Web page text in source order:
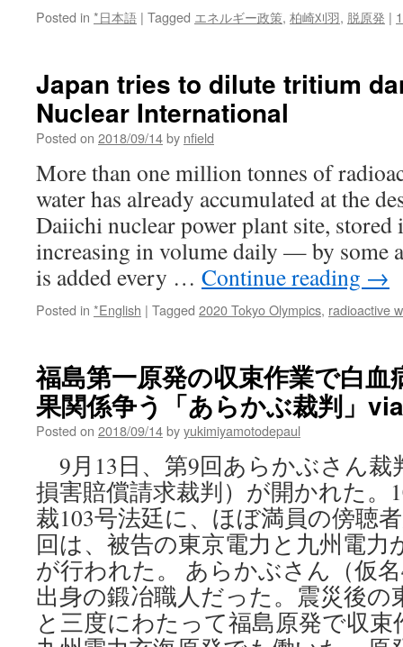
Posted in *日本語 | Tagged エネルギー政策, 柏崎刈羽, 脱原発 |
Japan tries to dilute tritium
Nuclear International
Posted on 2018/09/14by nfield
More than one million tonnes of
water has already accumulated at the
Daiichi nuclear power plant site, stored
increasing in volume daily — by some
is added every … Continue reading →
Posted in *English | Tagged 2020 Tokyo Olympics, radioactive
福島第一原発の収束作業で白
果関係争う「あらかぶ裁判」
Posted on 2018/09/14byyukimiyamotodepaul
9月13日、第9回あらかぶさん裁
損害賠償請求裁判）が開かれた。
裁103号法廷に、ほぼ満員の傍聴
回は、被告の東京電力と九州電力
が行われた。 あらかぶさん（仮
出身の鍛冶職人だった。震災後
と三度にわたって福島原発で収